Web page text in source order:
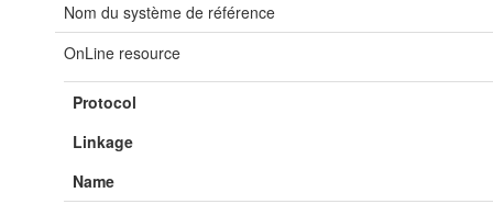
Nom du système de référence
OnLine resource
Protocol
Linkage
Name